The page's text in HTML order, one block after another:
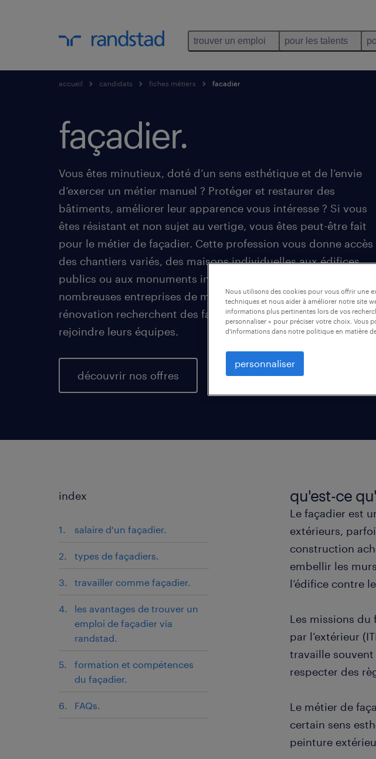
trouver un emploi pour les talents
accueil candidats fiches métiers facadier
façadier.
Vous êtes minutieux, doté d’un sens esthétique et de l’envie
d’exercer un métier manuel ? Protéger et restaurer des
bâtiments, améliorer leur apparence vous intéresse ? Si vous
êtes résistant et non sujet au vertige, vous êtes peut-être fait
pour le métier de façadier. Cette profession vous donne accès
des chantiers variés, des maisons individuelles aux édifices
publics ou aux monuments inscrits au patrimoine. De
nombreuses entreprises de maçonnerie, de construction ou
rénovation recherchent des façadiers compétents pour
rejoindre leurs équipes.
découvrir nos offres
index
salaire d'un façadier.
types de façadiers.
travailler comme façadier.
les avantages de trouver un
emploi de façadier via
randstad.
formation et compétences
du façadier.
FAQs.
qu'est-ce
Le façadier est
extérieurs,
construction
embellir les
l’édifice contre
Les missions
par l’extérieur
travaille
respecter des
Le métier de
certain sens
peinture
Nous utilisons des cookies pour vous offrir une
techniques et nous aider à améliorer notre site
informations plus pertinentes lors de vos
personnaliser » pour préciser votre choix. Vous
d'informations dans notre politique en matière
personnaliser